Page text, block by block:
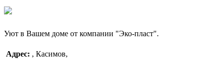
Уют в Вашем доме от компании "Эко-пласт".
Адрес: , Касимов,